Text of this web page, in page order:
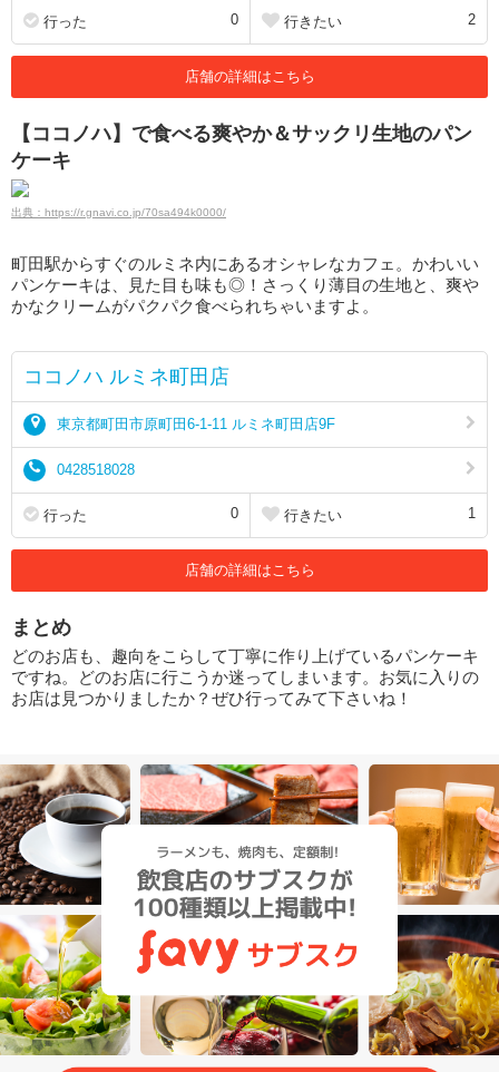
行った 0 行きたい 2
店舗の詳細はこちら
【ココノハ】で食べる爽やか＆サックリ生地のパン
ケーキ
出典：https://r.gnavi.co.jp/70sa494k0000/
町田駅からすぐのルミネ内にあるオシャレなカフェ。かわいい
パンケーキは、見た目も味も◎！さっくり薄目の生地と、爽や
かなクリームがパクパク食べられちゃいますよ。
ココノハ ルミネ町田店
東京都町田市原町田6-1-11 ルミネ町田店9F
0428518028
行った 0 行きたい 1
店舗の詳細はこちら
まとめ
どのお店も、趣向をこらして丁寧に作り上げているパンケーキ
ですね。どのお店に行こうか迷ってしまいます。お気に入りの
お店は見つかりましたか？ぜひ行ってみて下さいね！